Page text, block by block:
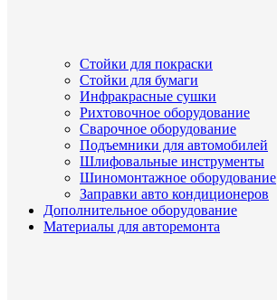
Стойки для покраски
Стойки для бумаги
Инфракрасные сушки
Рихтовочное оборудование
Сварочное оборудование
Подъемники для автомобилей
Шлифовальные инструменты
Шиномонтажное оборудование
Заправки авто кондиционеров
Дополнительное оборудование
Материалы для авторемонта